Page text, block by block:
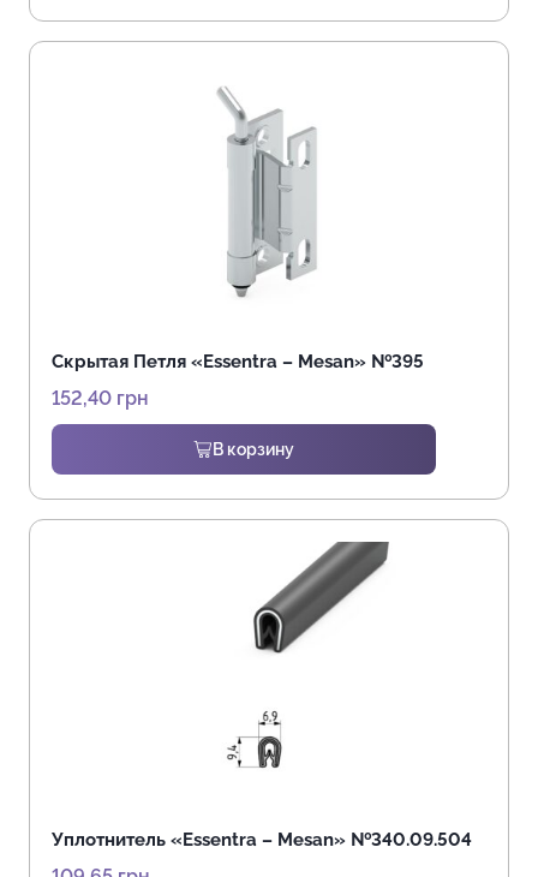
Скрытая Петля «Essentra – Mesan» №395
152,40 грн
В корзину
Уплотнитель «Essentra – Mesan» №340.09.504